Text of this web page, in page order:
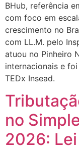
BHub, referência
com foco em
crescimento no
com LL.M. pelo
atuou no Pinheiro
internacionais e
TEDx Insead.
no
2026: